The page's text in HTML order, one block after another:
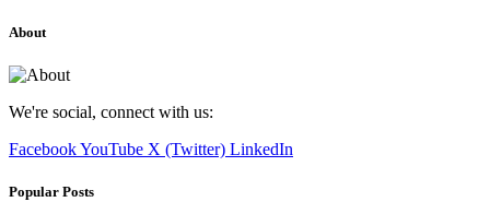
About
We're social, connect with us:
FacebookYouTube X (Twitter) LinkedIn
Popular Posts